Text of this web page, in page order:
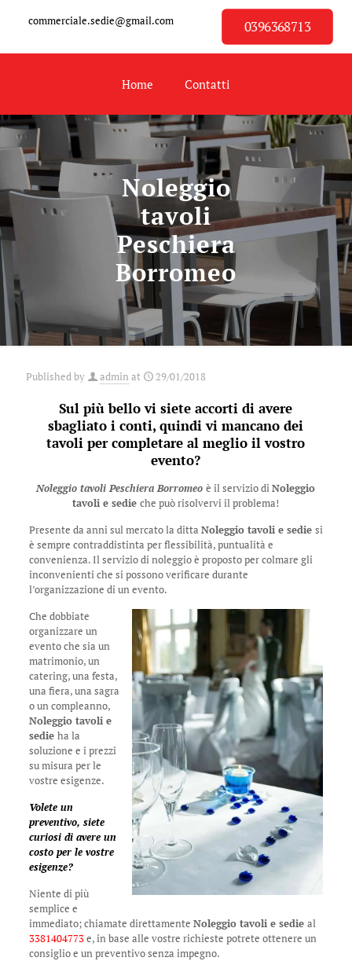
commerciale.sedie@gmail.com 0396368713
Home Contatti
Noleggio
tavoli
Peschiera
Borromeo
Published by admin at 29/01/2018
Sul più bello vi siete accorti di avere
sbagliato i conti, quindi vi mancano dei
tavoli per completare al meglio il vostro
evento?
Noleggio tavoli Peschiera Borromeoè il servizio diNoleggio
tavoli e sedieche può risolvervi il problema!
Presente da anni sul mercato la ditta Noleggio tavoli e sedie si
è sempre contraddistinta per flessibilità, puntualità e
convenienza. Il servizio di noleggio è proposto per colmare gli
inconvenienti che si possono verificare durante
l’organizzazione di un evento.
Che dobbiate
organizzare un
evento che sia un
matrimonio, un
catering, una festa,
una fiera, una sagra
o un compleanno,
Noleggio tavoli e
sedie ha la
soluzione e i prezzi
su misura per le
vostre esigenze.
Volete un
preventivo, siete
curiosi di avere un
costo per le vostre
esigenze?
Niente di più
semplice e
immediato; chiamate direttamente Noleggio tavoli e sedie al
3381404773e, in base alle vostre richieste potrete ottenere un
consiglio e un preventivo senza impegno.